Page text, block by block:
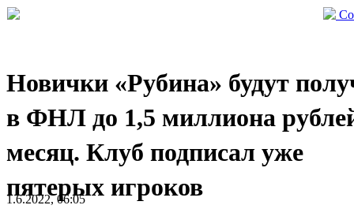
Новички «Рубина» будут
в ФНЛ до 1,5 миллиона
месяц. Клуб подписал уже
пятерых игроков
1.6.2022, 06:05